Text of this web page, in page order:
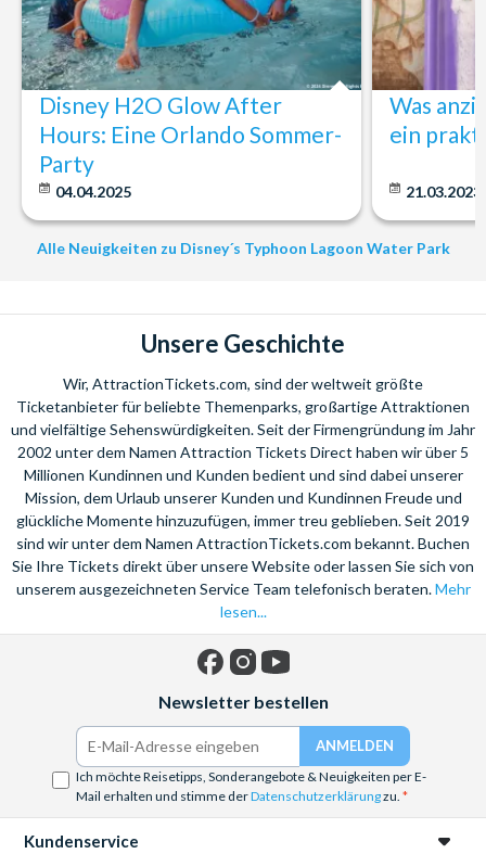
Disney H2O Glow After
Hours: Eine Orlando Sommer-
Party
04.04.2025
Was
ein
21.03.2023
Alle Neuigkeiten zu Disney´s Typhoon Lagoon Water Park
Unsere Geschichte
Wir, AttractionTickets.com, sind der weltweit größte
Ticketanbieter für beliebte Themenparks, großartige Attraktionen
und vielfältige Sehenswürdigkeiten. Seit der Firmengründung im Jahr
2002 unter dem Namen Attraction Tickets Direct haben wir über 5
Millionen Kundinnen und Kunden bedient und sind dabei unserer
Mission, dem Urlaub unserer Kunden und Kundinnen Freude und
glückliche Momente hinzuzufügen, immer treu geblieben. Seit 2019
sind wir unter dem Namen AttractionTickets.com bekannt. Buchen
Sie Ihre Tickets direkt über unsere Website oder lassen Sie sich von
unserem ausgezeichneten Service Team telefonisch beraten.Mehr
lesen...
Newsletter bestellen
Ich möchte Reisetipps, Sonderangebote & Neuigkeiten per E-
Mail erhalten und stimme derDatenschutzerklärungzu.
Kundenservice